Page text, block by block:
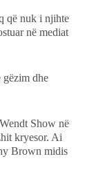
që nuk i njihte
në mediat
gëzim dhe
Show në
kryesor. Ai
Brown midis